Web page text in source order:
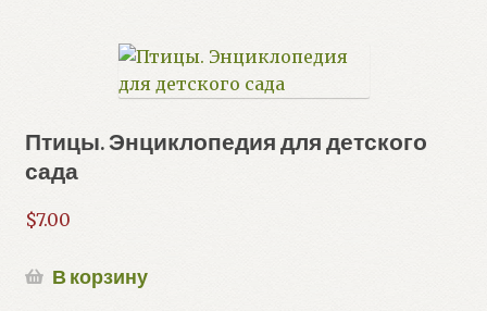
Птицы. Энциклопедия для детского
сада
$7.00
В корзину